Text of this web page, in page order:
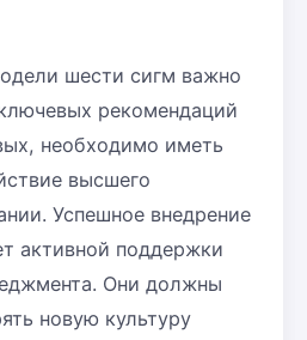
шести сигм важно
рекомендаций
необходимо иметь
высшего
Успешное внедрение
активной поддержки
Они должны
новую культуру